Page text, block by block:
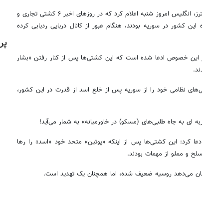
به نقل از خبرگزاری رویترز، انگلیس امروز شنبه اعلام کرد که در روزهای اخیر ۶ کشتی تجاری و
کشور در سوریه بودند، هنگام عبور از کانال دریایی ردیابی کرده
این خصوص ادعا شده است که این کشتی‌ها پس از کنار رفتن «بشار
نظامی خود را از سوریه پس از خلع اسد از قدرت در این کشور،
به جاه طلبی‌های (مسکو) در خاورمیانه» به شمار می‌آید!
کرد: این کشتی‌ها پس از اینکه «پوتین» متحد خود «اسد» را رها
و مملو از مهمات بودند.
می‌دهد روسیه ضعیف شده، اما همچنان یک تهدید است.